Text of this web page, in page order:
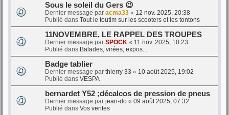
Sous le soleil du Gers 😉
Dernier message par acma33 « 12 nov. 2025, 20:38
Publié dans Tout le toutim sur les scooters et les tontons
11NOVEMBRE, LE RAPPEL DES TROUPES
Dernier message par SPOCK « 11 nov. 2025, 10:23
Publié dans Balades, virées, expos...
Badge tablier
Dernier message par thierry 33 « 10 août 2025, 19:02
Publié dans VESPA
bernardet Y52 ;décalcos de pression de pneus
Dernier message par jean-do « 09 août 2025, 07:32
Publié dans Vos ventes